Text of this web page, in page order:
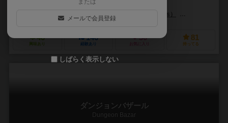
ミヒャエル・メンツェル（Michael Menzel）
フィロソフィア エディションズ（Filosofia Éditions）
46
興味あり
146
経験あり
30 81
持ってる
ダンジョンバザール
Dungeon Bazar
または
メールで会員登録
しばらく表示しない